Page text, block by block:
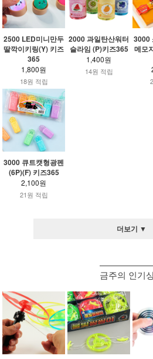
2500 LED미니만두
딸깍이키링(Y) 키즈
365
1,800원
18원 적립
2000 과일탄산워터
슬라임 (P)키즈365
1,400원
14원 적립
3000
메모
3000 큐트캣형광펜
(6P)(F) 키즈365
2,100원
21원 적립
더보기 ▼
금주의 인기